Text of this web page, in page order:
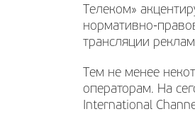
Телеком»
нормативно-
трансляции
Тем не менее
операторам. На
International